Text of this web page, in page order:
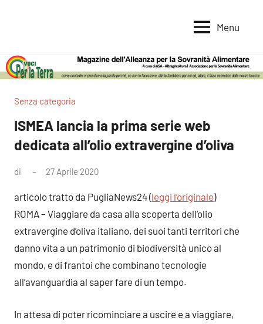
per
la
Terra
per
la
Alimentare
Menu
Senza categoria
ISMEA lancia la prima serie web
dedicata all’olio extravergine d’oliva
di 27 Aprile 2020
articolo tratto da PugliaNews24 (leggi l’originale)
ROMA – Viaggiare da casa alla scoperta dell’olio
extravergine d’oliva italiano, dei suoi tanti territori che
danno vita a un patrimonio di biodiversità unico al
mondo, e di frantoi che combinano tecnologie
all’avanguardia al saper fare di un tempo.
In attesa di poter ricominciare a uscire e a viaggiare,